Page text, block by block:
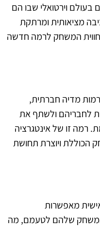
בעולם וירטואלי שבו הם
מציאותית ומרתקת
חווית המשחק לרמה חדשה
מדיה חברתית,
לחבריהם ולשתף את
רמה זו של אינטגרציה
הכוללת ויוצרת תחושת
מאפשרות
שלהם לטעמם, מה